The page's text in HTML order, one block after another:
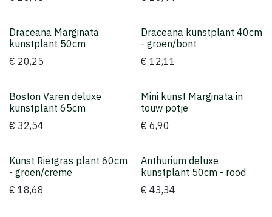
Draceana Marginata
kunstplant 50cm
€ 20,25
Draceana kunstplant 40cm
- groen/bont
€ 12,11
Boston Varen deluxe
kunstplant 65cm
€ 32,54
Mini kunst Marginata in
touw potje
€ 6,90
Topper
Kunst Rietgras plant 60cm
- groen/creme
€ 18,68
Anthurium deluxe
kunstplant 50cm - rood
€ 43,34